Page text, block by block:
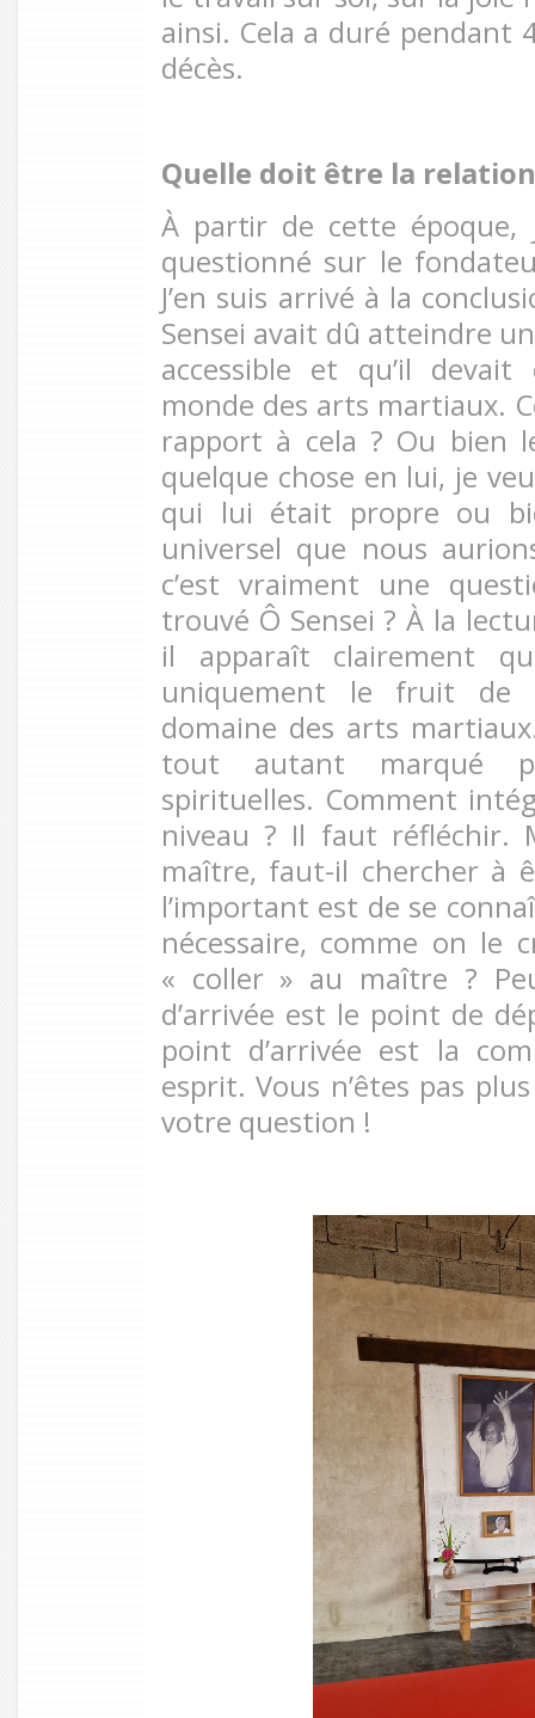
ainsi. Cela a duré pendant
décès.
Quelle doit être la
À partir de cette époque,
questionné sur le
J’en suis arrivé à la
Sensei avait dû atteindre
accessible et qu’il
monde des arts martiaux.
rapport à cela ? Ou bien
quelque chose en lui, je
qui lui était propre ou
universel que nous
c’est vraiment une
trouvé Ô Sensei ? À la
il apparaît clairement
uniquement le fruit de
domaine des arts
tout autant marqué
spirituelles. Comment
niveau ? Il faut réfléchir.
maître, faut-il chercher à
l’important est de se
nécessaire, comme on le
« coller » au maître ?
d’arrivée est le point de
point d’arrivée est la
esprit. Vous n’êtes pas
votre question !